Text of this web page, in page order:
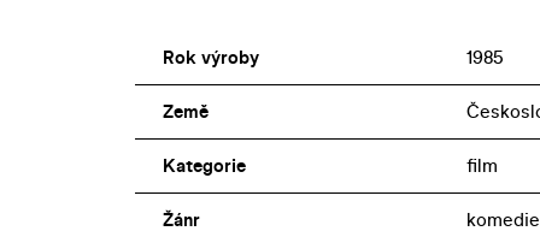
Rok výroby 1985
Země
Kategorie film
Žánr komedie